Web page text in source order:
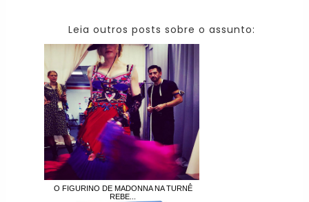
Leia outros posts sobre o assunto:
O FIGURINO DE MADONNA NA TURNÊ
REBE...